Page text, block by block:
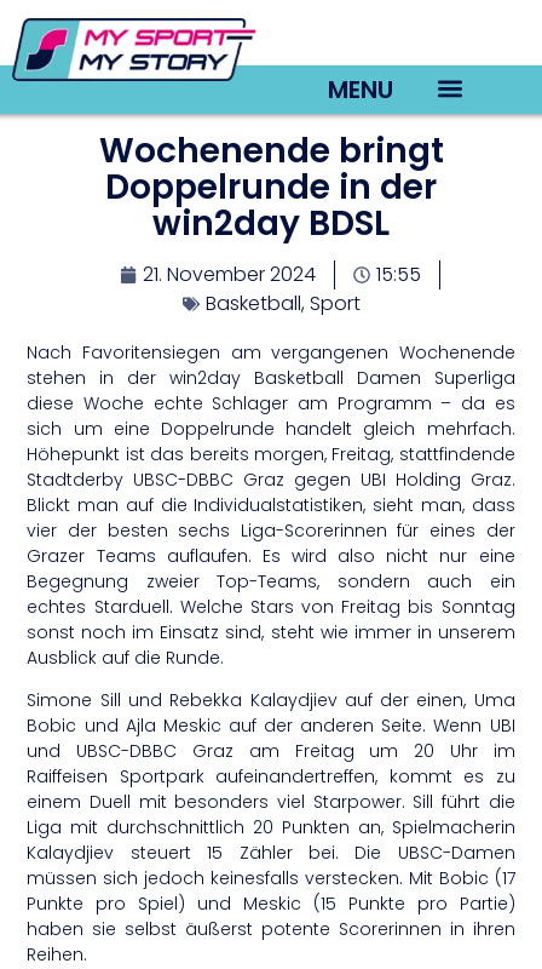
MENU
Wochenende bringt
Doppelrunde in der
win2day BDSL
21. November 2024
15:55
Basketball,Sport
Nach Favoritensiegen am vergangenen Wochenende
stehen in der win2day Basketball Damen Superliga
diese Woche echte Schlager am Programm – da es
sich um eine Doppelrunde handelt gleich mehrfach.
Höhepunkt ist das bereits morgen, Freitag, stattfindende
Stadtderby UBSC-DBBC Graz gegen UBI Holding Graz.
Blickt man auf die Individualstatistiken, sieht man, dass
vier der besten sechs Liga-Scorerinnen für eines der
Grazer Teams auflaufen. Es wird also nicht nur eine
Begegnung zweier Top-Teams, sondern auch ein
echtes Starduell. Welche Stars von Freitag bis Sonntag
sonst noch im Einsatz sind, steht wie immer in unserem
Ausblick auf die Runde.
Simone Sill und Rebekka Kalaydjiev auf der einen, Uma
Bobic und Ajla Meskic auf der anderen Seite. Wenn UBI
und UBSC-DBBC Graz am Freitag um 20 Uhr im
Raiffeisen Sportpark aufeinandertreffen, kommt es zu
einem Duell mit besonders viel Starpower. Sill führt die
Liga mit durchschnittlich 20 Punkten an, Spielmacherin
Kalaydjiev steuert 15 Zähler bei. Die UBSC-Damen
müssen sich jedoch keinesfalls verstecken. Mit Bobic (17
Punkte pro Spiel) und Meskic (15 Punkte pro Partie)
haben sie selbst äußerst potente Scorerinnen in ihren
Reihen.